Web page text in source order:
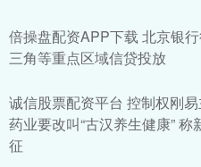
倍操盘配资APP下载 北京银
三角等重点区域信贷投放
诚信股票配资平台 控制权刚
药业要改叫“古汉养生健康”
征